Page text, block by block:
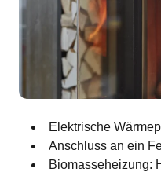
Elektrische
Anschluss an ein
Biomasseheizung: